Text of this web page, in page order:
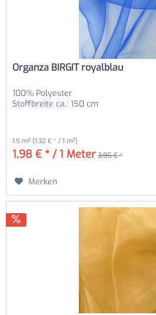
Organza BIRGIT royalblau
100% Polyester
Stoffbreite ca.: 150 cm
1.5 m² (1,32 € * / 1 m²)
1,98 € * / 1 Meter 3,95 € *
Merken